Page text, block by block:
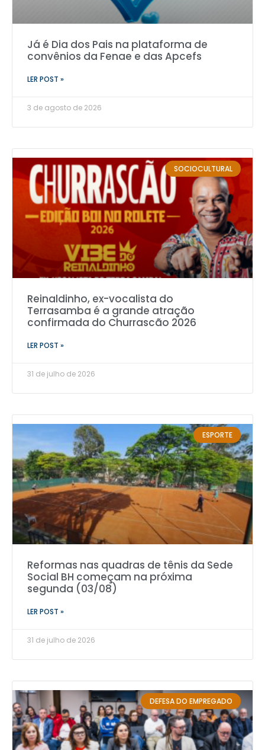
Já é Dia dos Pais na plataforma de
convênios da Fenae e das Apcefs
LER POST »
3 de agosto de 2026
SOCIOCULTURAL
Reinaldinho, ex-vocalista do
Terrasamba é a grande atração
confirmada do Churrascão 2026
LER POST »
31 de julho de 2026
ESPORTE
Reformas nas quadras de tênis da Sede
Social BH começam na próxima
segunda (03/08)
LER POST »
31 de julho de 2026
DEFESA DO EMPREGADO